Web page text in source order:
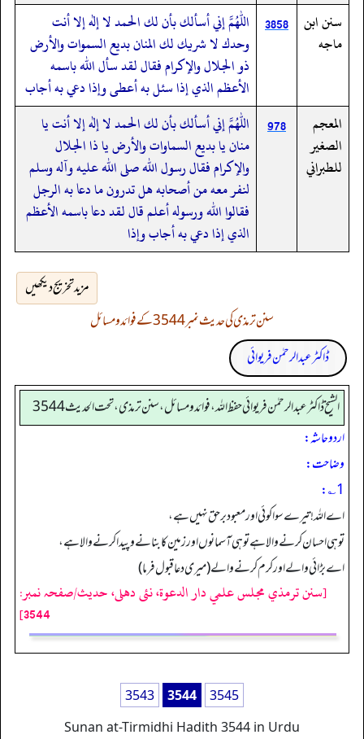
سنن ابن
ماجه
3858
اللهم إني أسألك بأن لك الحمد لا إله إلا أنت
وحدك لا شريك لك المنان بديع السموات والأرض
ذو الجلال والإكرام فقال لقد سأل الله باسمه
الأعظم الذي إذا سئل به أعطى وإذا دعي به أجاب
المعجم
الصغير
للطبراني
978
اللهم إني أسألك بأن لك الحمد لا إله إلا أنت يا
منان يا بديع السماوات والأرض يا ذا الجلال
والإكرام فقال رسول الله صلى الله عليه وآله وسلم
لنفر معه من أصحابه هل تدرون ما دعا به الرجل
فقالوا الله ورسوله أعلم قال لقد دعا باسمه الأعظم
الذي إذا دعي به أجاب وإذا
مزید تخریج دیکھیں
سنن ترمذی کی حدیث نمبر 3544 کے فوائد و مسائل
ڈاکٹر عبدالرحمٰن فریوائی
الشیخ ڈاکٹر عبد الرحمٰن فریوائی حفظ اللہ، فوائد و مسائل، سنن ترمذی، تحت الحديث 3544
اردو حاشہ:
وضاحت:
1؎:
اے اللہ! تیرے سوا کوئی اور معبود برحق نہیں ہے،
تو ہی احسان کرنے والا ہے تو ہی آسمانوں اور زمین کا بنانے و پیدا کرنے والا ہے،
اے بڑائی والے اور کرم کرنے والے (میری دعا قبول فرما)
[سنن ترمذي مجلس علمي دار الدعوة، نئى دهلى، حدیث/صفحہ نمبر:
3544]
3543 3544
3545
Sunan at-Tirmidhi Hadith 3544 in Urdu